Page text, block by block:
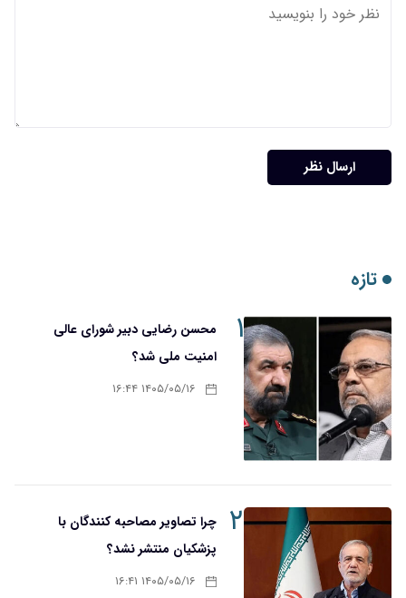
ارسال نظر
تازه
۱
محسن رضایی دبیر شورای عالی
امنیت ملی شد؟
۱۴۰۵/۰۵/۱۶ ۱۶:۴۴
۲
چرا تصاویر مصاحبه کنندگان با
پزشکیان منتشر نشد؟
۱۴۰۵/۰۵/۱۶ ۱۶:۴۱